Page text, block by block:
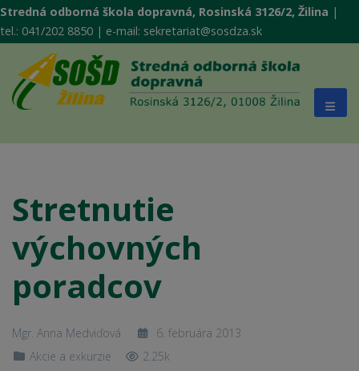
Stredná odborná škola dopravná, Rosinská 3126/2, Žilina |
tel.: 041/202 8850 | e-mail: sekretariat@sosdza.sk
Stretnutie
výchovných
poradcov
Mgr. Anna Medviďová
6. februára 2013
Akcie a exkurzie
2.25k